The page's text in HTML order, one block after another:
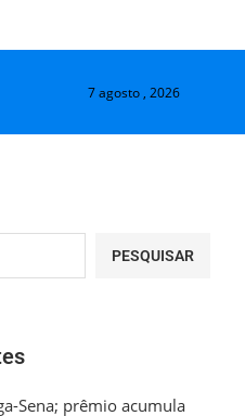
7 agosto , 2026
PESQUISAR
Sena; prêmio acumula